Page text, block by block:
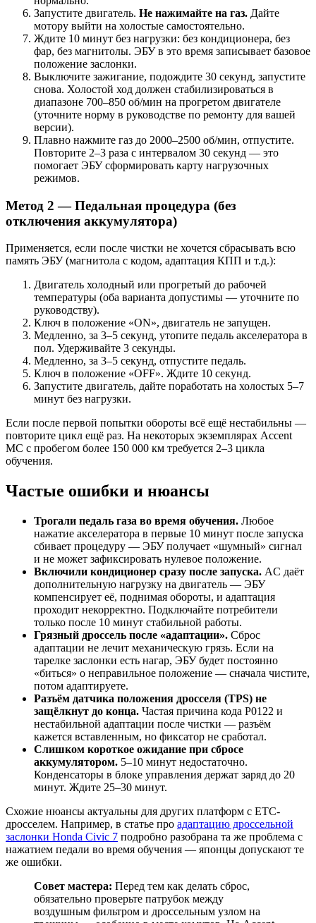
Запустите двигатель. Не нажимайте на газ. Дайте
мотору выйти на холостые самостоятельно.
Ждите 10 минут без нагрузки: без кондиционера, без
фар, без магнитолы. ЭБУ в это время записывает базовое
положение заслонки.
Выключите зажигание, подождите 30 секунд, запустите
снова. Холостой ход должен стабилизироваться в
диапазоне 700–850 об/мин на прогретом двигателе
(уточните норму в руководстве по ремонту для вашей
версии).
Плавно нажмите газ до 2000–2500 об/мин, отпустите.
Повторите 2–3 раза с интервалом 30 секунд — это
помогает ЭБУ сформировать карту нагрузочных
режимов.
Метод 2 — Педальная процедура (без
отключения аккумулятора)
Применяется, если после чистки не хочется сбрасывать всю
память ЭБУ (магнитола с кодом, адаптация КПП и т.д.):
Двигатель холодный или прогретый до рабочей
температуры (оба варианта допустимы — уточните по
руководству).
Ключ в положение «ON», двигатель не запущен.
Медленно, за 3–5 секунд, утопите педаль акселератора в
пол. Удерживайте 3 секунды.
Медленно, за 3–5 секунд, отпустите педаль.
Ключ в положение «OFF». Ждите 10 секунд.
Запустите двигатель, дайте поработать на холостых 5–7
минут без нагрузки.
Если после первой попытки обороты всё ещё нестабильны —
повторите цикл ещё раз. На некоторых экземплярах Accent
MC с пробегом более 150 000 км требуется 2–3 цикла
обучения.
Частые ошибки и нюансы
Трогали педаль газа во время обучения. Любое
нажатие акселератора в первые 10 минут после запуска
сбивает процедуру — ЭБУ получает «шумный» сигнал
и не может зафиксировать нулевое положение.
Включили кондиционер сразу после запуска. AC даёт
дополнительную нагрузку на двигатель — ЭБУ
компенсирует её, поднимая обороты, и адаптация
проходит некорректно. Подключайте потребители
только после 10 минут стабильной работы.
Грязный дроссель после «адаптации». Сброс
адаптации не лечит механическую грязь. Если на
тарелке заслонки есть нагар, ЭБУ будет постоянно
«биться» о неправильное положение — сначала чистите,
потом адаптируете.
Разъём датчика положения дросселя (TPS) не
защёлкнут до конца. Частая причина кода P0122 и
нестабильной адаптации после чистки — разъём
кажется вставленным, но фиксатор не сработал.
Слишком короткое ожидание при сбросе
аккумулятором. 5–10 минут недостаточно.
Конденсаторы в блоке управления держат заряд до 20
минут. Ждите 25–30 минут.
Схожие нюансы актуальны для других платформ с ETC-
дросселем. Например, в статье про адаптацию дроссельной
заслонки Honda Civic 7 подробно разобрана та же проблема с
нажатием педали во время обучения — японцы допускают те
же ошибки.
Совет мастера: Перед тем как делать сброс,
обязательно проверьте патрубок между
воздушным фильтром и дроссельным узлом на